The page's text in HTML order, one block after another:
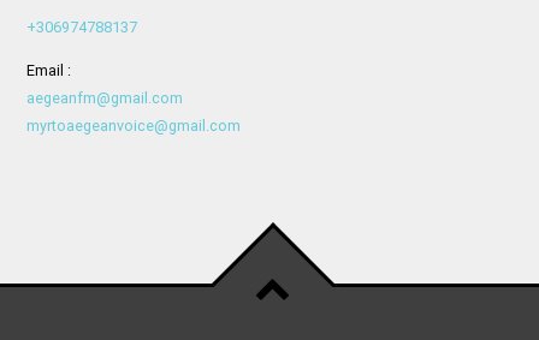
+306974788137
Email :
aegeanfm@gmail.com
myrtoaegeanvoice@gmail.com